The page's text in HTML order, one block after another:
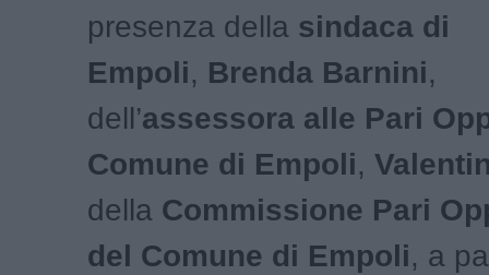
presenza della sindaca di
Empoli, Brenda Barnini,
dell’assessora alle Pari
Comune di Empoli,
della Commissione Pari
del Comune di Empoli, a